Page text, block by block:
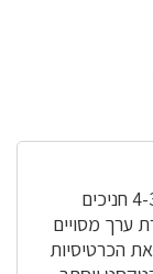
מחלקים את הקבוצה לצוותים של 4-3 חניכים
ערך מסויים
הכרטיסיות